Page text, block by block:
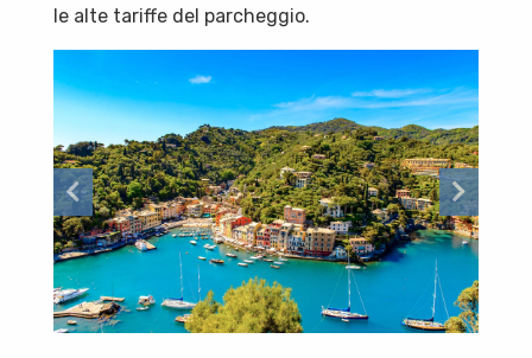
le alte tariffe del parcheggio.